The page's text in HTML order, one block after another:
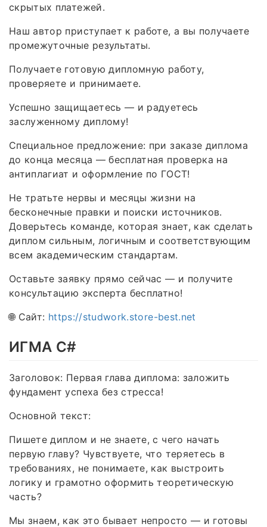
скрытых платежей.
Наш автор приступает к работе, а вы получаете
промежуточные результаты.
Получаете готовую дипломную работу,
проверяете и принимаете.
Успешно защищаетесь — и радуетесь
заслуженному диплому!
Специальное предложение: при заказе диплома
до конца месяца — бесплатная проверка на
антиплагиат и оформление по ГОСТ!
Не тратьте нервы и месяцы жизни на
бесконечные правки и поиски источников.
Доверьтесь команде, которая знает, как сделать
диплом сильным, логичным и соответствующим
всем академическим стандартам.
Оставьте заявку прямо сейчас — и получите
консультацию эксперта бесплатно!
🌐 Сайт: https://studwork.store-best.net
ИГМА C#
Заголовок: Первая глава диплома: заложить
фундамент успеха без стресса!
Основной текст:
Пишете диплом и не знаете, с чего начать
первую главу? Чувствуете, что теряетесь в
требованиях, не понимаете, как выстроить
логику и грамотно оформить теоретическую
часть?
Мы знаем, как это бывает непросто — и готовы